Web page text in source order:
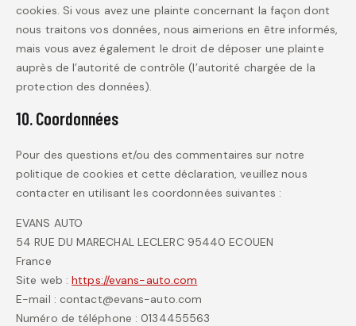
cookies. Si vous avez une plainte concernant la façon dont
nous traitons vos données, nous aimerions en être informés,
mais vous avez également le droit de déposer une plainte
auprès de l’autorité de contrôle (l’autorité chargée de la
protection des données).
10. Coordonnées
Pour des questions et/ou des commentaires sur notre
politique de cookies et cette déclaration, veuillez nous
contacter en utilisant les coordonnées suivantes :
EVANS AUTO
54 RUE DU MARECHAL LECLERC 95440 ECOUEN
France
Site web :https://evans-auto.com
E-mail : contact@evans-auto.com
Numéro de téléphone : 0134455563